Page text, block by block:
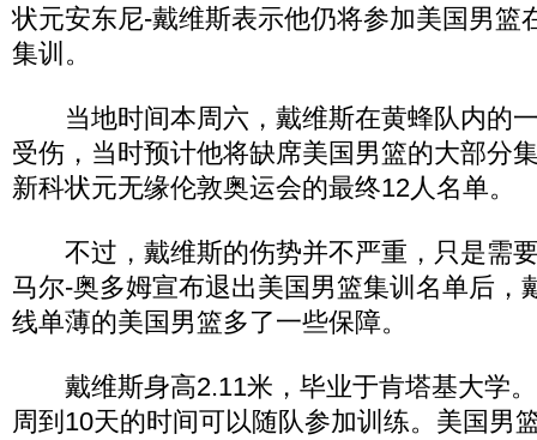
状元安东尼-戴维斯表示他仍将参加美国男篮
集训。
当地时间本周六，戴维斯在黄蜂队内的
受伤，当时预计他将缺席美国男篮的大部分
新科状元无缘伦敦奥运会的最终12人名单。
不过，戴维斯的伤势并不严重，只是需
马尔-奥多姆宣布退出美国男篮集训名单后，
线单薄的美国男篮多了一些保障。
戴维斯身高2.11米，毕业于肯塔基大学。
周到10天的时间可以随队参加训练。美国男